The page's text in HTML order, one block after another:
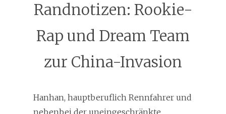
Randnotizen: Rookie-
Rap und Dream Team
zur China-Invasion
Hanhan, hauptberuflich Rennfahrer und